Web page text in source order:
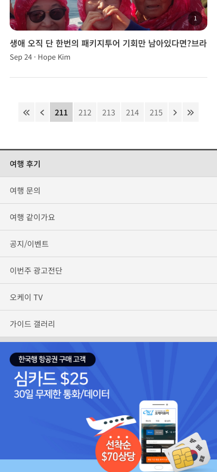
1
생애 오직 단 한번의 패키지투어 기회만 남아있다면?브라
이언, 브니장군님과 함께!
Sep 24 · Hope Kim
211 212 213 214 215
여행 후기
여행 문의
여행 같이가요
공지/이벤트
이번주 광고전단
오케이 TV
가이드 갤러리